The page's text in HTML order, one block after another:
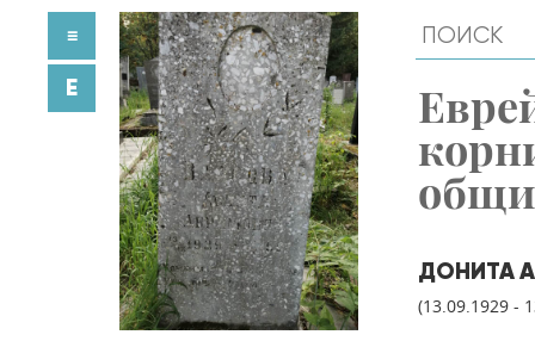
ДОНИТА
(13.09.1929 -
≡
E